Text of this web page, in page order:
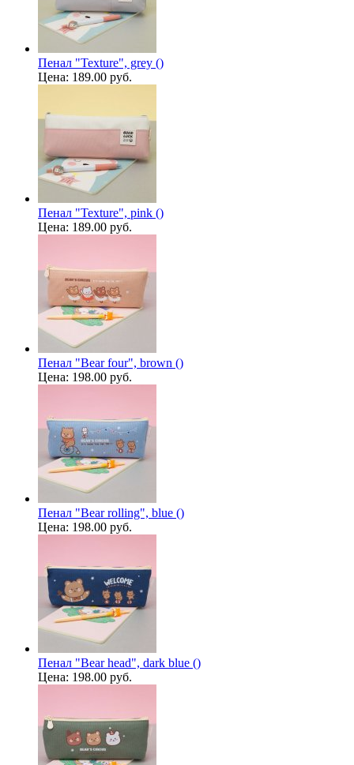
Пенал "Texture", grey ()
Цена: 189.00 руб.
Пенал "Texture", pink ()
Цена: 189.00 руб.
Пенал "Bear four", brown ()
Цена: 198.00 руб.
Пенал "Bear rolling", blue ()
Цена: 198.00 руб.
Пенал "Bear head", dark blue ()
Цена: 198.00 руб.